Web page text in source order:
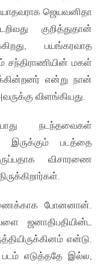
ஜெயவனிதா
குறித்துதான்
பயங்கரவாத
சந்திராணியின் மகள்
என்று நான்
விளங்கியது.
நடந்தவைகள்
இருக்கும் படத்தை
விசாரணை
போனனான்.
ஜனாதிபதியின்ட
என்டு.
படம் எடுத்ததே இல்ல,